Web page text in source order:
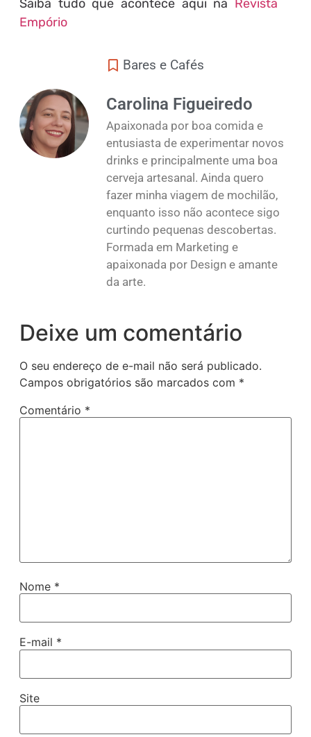
Saiba tudo que acontece aqui na
Revista
Empório
Bares e Cafés
Carolina Figueiredo
Apaixonada por boa comida e
entusiasta de experimentar novos
drinks e principalmente uma boa
cerveja artesanal. Ainda quero
fazer minha viagem de mochilão,
enquanto isso não acontece sigo
curtindo pequenas descobertas.
Formada em Marketing e
apaixonada por Design e amante
da arte.
Deixe um comentário
O seu endereço de e-mail não será publicado.
Campos obrigatórios são marcados com *
Comentário *
Nome *
E-mail *
Site